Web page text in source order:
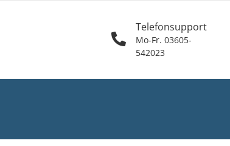
Telefonsupport
Mo-Fr. 03605-
542023